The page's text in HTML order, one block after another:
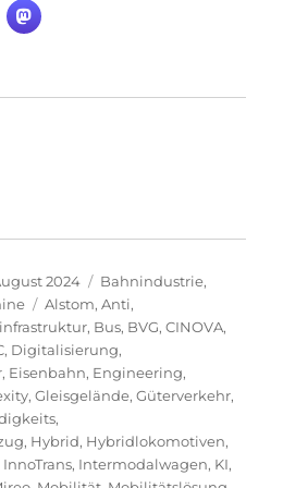
2024 Kategorien
Bahnindustrie,
Schlagwörter
Alstom,Anti,
, Bus, BVG,CINOVA,
, Digitalisierung,
, Eisenbahn, Engineering,
,Gleisgelände,Güterverkehr,
,
, Hybrid, Hybridlokomotiven,
InnoTrans, Intermodalwagen, KI,